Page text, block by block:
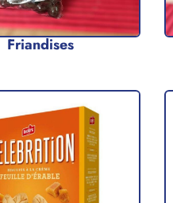
Friandises